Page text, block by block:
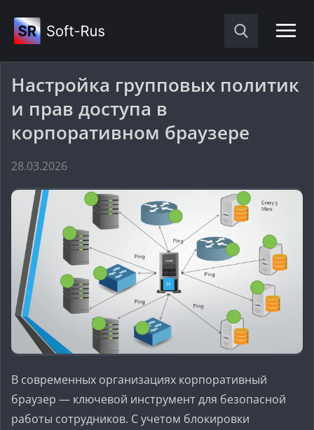
Настройка групповых политик
и прав доступа в
корпоративном браузере
28.03.2026
В современных организациях корпоративный
браузер — ключевой инструмент для безопасной
работы сотрудников. С учетом блокировки